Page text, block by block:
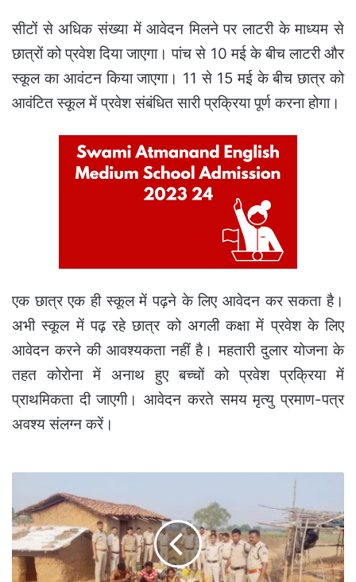
सीटों से अधिक संख्या में आवेदन मिलने पर लाटरी के माध्यम से
छात्रों को प्रवेश दिया जाएगा। पांच से 10 मई के बीच लाटरी और
स्कूल का आवंटन किया जाएगा। 11 से 15 मई के बीच छात्र को
आवंटित स्कूल में प्रवेश संबंधित सारी प्रक्रिया पूर्ण करना होगा।
एक छात्र एक ही स्कूल में पढ़ने के लिए आवेदन कर सकता है।
अभी स्कूल में पढ़ रहे छात्र को अगली कक्षा में प्रवेश के लिए
आवेदन करने की आवश्यकता नहीं है। महतारी दुलार योजना के
तहत कोरोना में अनाथ हुए बच्चों को प्रवेश प्रक्रिया में
प्राथमिकता दी जाएगी। आवेदन करते समय मृत्यु प्रमाण-पत्र
अवश्य संलग्न करें।
पहुंची
नागलोक
तो
दिखा